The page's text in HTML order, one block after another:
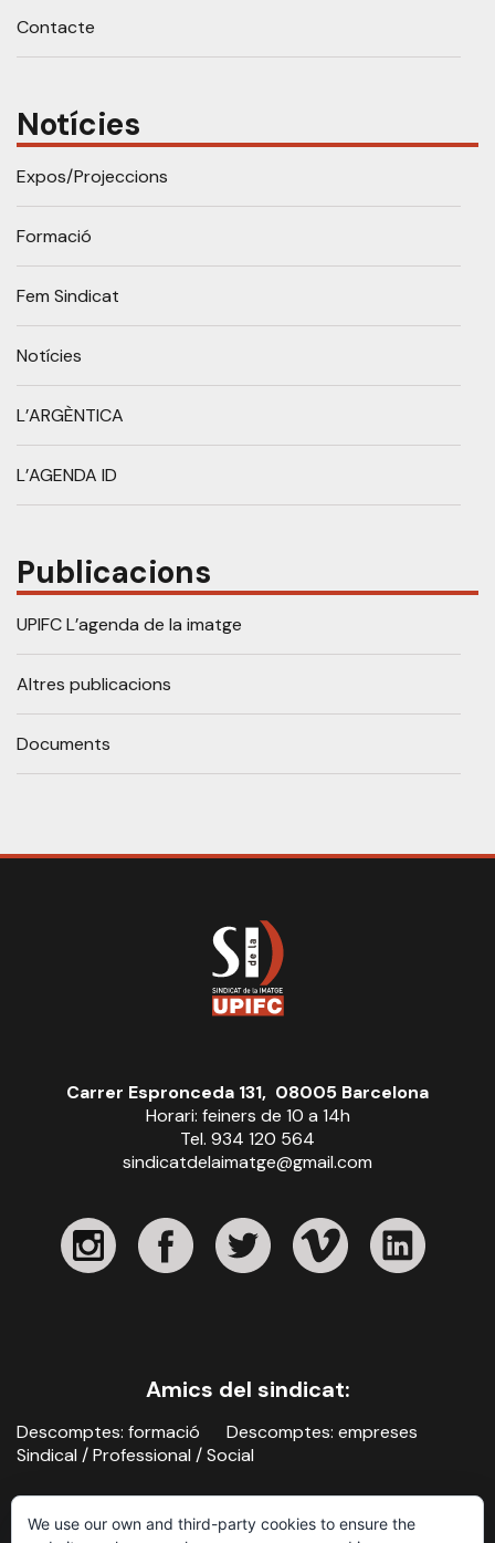
Contacte
Notícies
Expos/Projeccions
Formació
Fem Sindicat
Notícies
L’ARGÈNTICA
L’AGENDA ID
Publicacions
UPIFC L’agenda de la imatge
Altres publicacions
Documents
Carrer Espronceda 131, 08005 Barcelona
Horari: feiners de 10 a 14h
Tel. 934 120 564
sindicatdelaimatge@gmail.com
Amics del sindicat:
Descomptes: formació
Descomptes: empreses
Sindical / Professional / Social
We use our own and third-party cookies to ensure the